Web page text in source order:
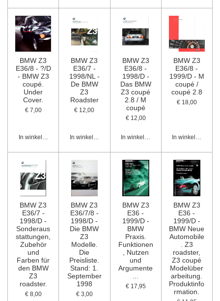
BMW Z3
E36/8 - ?/D
- BMW Z3
coupé.
Under
Cover.
€ 7,00
In winkelwagen
BMW Z3
E36/7 -
1998/NL -
De BMW
Z3
Roadster
€ 12,00
In winkelwagen
BMW Z3
E36/8 -
1998/D -
Das BMW
Z3 coupé
2.8 / M
coupé
€ 12,00
In winkelwagen
BMW Z3
E36/8 -
1999/D - M
coupé /
coupé 2.8
€ 18,00
In winkelwagen
BMW Z3
E36/7 -
1998/D -
Sonderaus
stattungen,
Zubehör
und
Farben für
den BMW
Z3
roadster.
€ 8,00
BMW Z3
E36/7/8 -
1998/D -
Die BMW
Z3
Modelle.
Die
Preisliste.
Stand: 1.
September
1998
€ 3,00
BMW Z3
E36 -
1999/D -
BMW
Praxis.
Funktionen
, Nutzen
und
Argumente
€ 17,95
BMW Z3
E36 -
1999/D -
BMW Neue
Automobile
. Z3
roadster,
Z3 coupé
Modelüber
arbeitung.
Produktinfo
rmation.